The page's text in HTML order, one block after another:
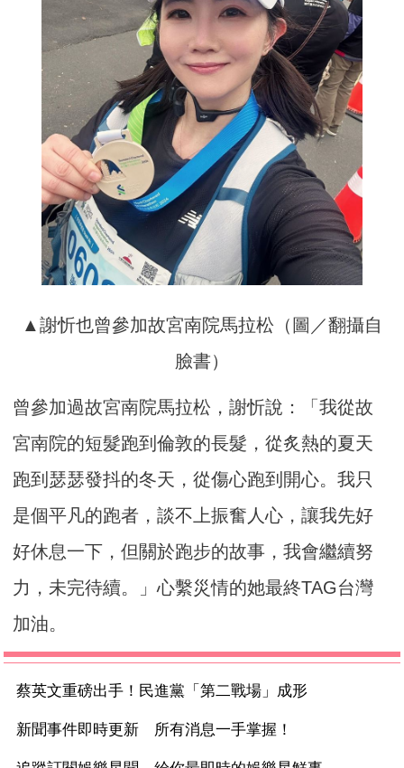
▲謝忻也曾參加故宮南院馬拉松（圖／翻攝自
臉書）
曾參加過故宮南院馬拉松，謝忻說：「我從故
宮南院的短髮跑到倫敦的長髮，從炙熱的夏天
跑到瑟瑟發抖的冬天，從傷心跑到開心。我只
是個平凡的跑者，談不上振奮人心，讓我先好
好休息一下，但關於跑步的故事，我會繼續努
力，未完待續。」心繫災情的她最終TAG台灣
加油。
蔡英文重磅出手！民進黨「第二戰場」成形
新聞事件即時更新 所有消息一手掌握！